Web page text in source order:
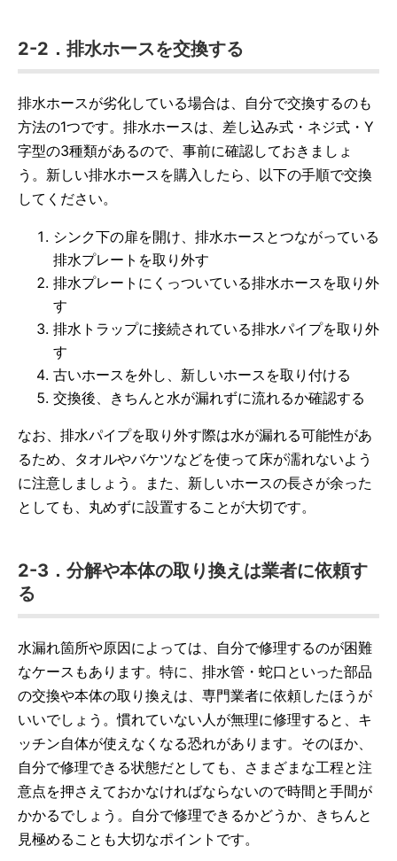
2-2．排水ホースを交換する
排水ホースが劣化している場合は、自分で交換するのも
方法の1つです。排水ホースは、差し込み式・ネジ式・Y
字型の3種類があるので、事前に確認しておきましょ
う。新しい排水ホースを購入したら、以下の手順で交換
してください。
シンク下の扉を開け、排水ホースとつながっている
排水プレートを取り外す
排水プレートにくっついている排水ホースを取り外
す
排水トラップに接続されている排水パイプを取り外
す
古いホースを外し、新しいホースを取り付ける
交換後、きちんと水が漏れずに流れるか確認する
なお、排水パイプを取り外す際は水が漏れる可能性があ
るため、タオルやバケツなどを使って床が濡れないよう
に注意しましょう。また、新しいホースの長さが余った
としても、丸めずに設置することが大切です。
2-3．分解や本体の取り換えは業者に依頼す
る
水漏れ箇所や原因によっては、自分で修理するのが困難
なケースもあります。特に、排水管・蛇口といった部品
の交換や本体の取り換えは、専門業者に依頼したほうが
いいでしょう。慣れていない人が無理に修理すると、キ
ッチン自体が使えなくなる恐れがあります。そのほか、
自分で修理できる状態だとしても、さまざまな工程と注
意点を押さえておかなければならないので時間と手間が
かかるでしょう。自分で修理できるかどうか、きちんと
見極めることも大切なポイントです。